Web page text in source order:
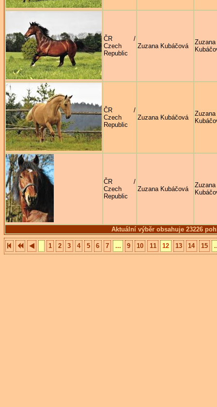
Aktuální výběr obsahuje 23226
ČR /
Czech
Republic
Zuzana Kubáčová
Zuzana
ČR /
Czech
Republic
Zuzana Kubáčová
Zuzana
ČR /
Czech
Republic
Zuzana Kubáčová
Zuzana
1 2 3 4 5 6 7 ... 9 10 11 12 13 14 15